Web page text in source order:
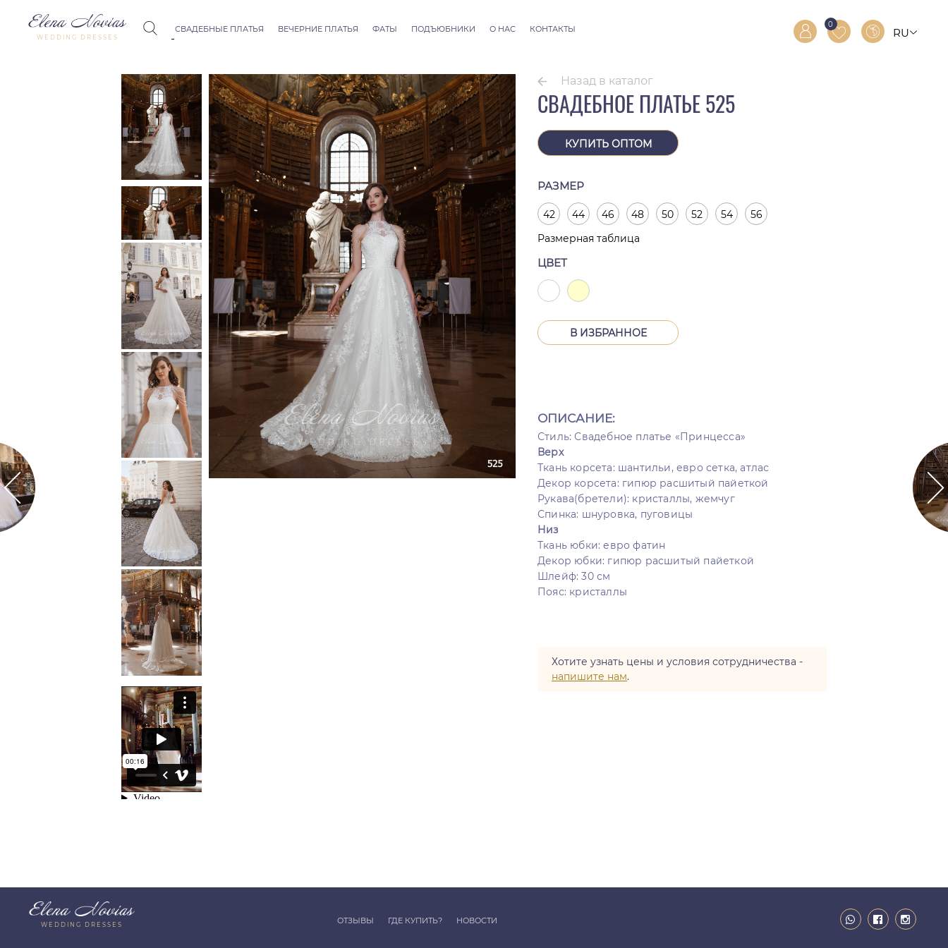
WEDDING DRESSES
СВАДЕБНЫЕ ПЛАТЬЯ
Seville
Thessaloniki
Athens
Melody
Vienna
Dubai Couture
Rome
ВЕЧЕРНИЕ ПЛАТЬЯ
Allure
ФАТЫ
Фаты Thessaloniki
Фаты Athens
Фаты Dubai Couture
Фаты Rome
ПОДЪЮБНИКИ О НАС КОНТАКТЫ 0
RU
Назад в каталог
СВАДЕБНОЕ ПЛАТЬЕ 525
КУПИТЬ ОПТОМ
РАЗМЕР
42 44 46 48 50 52 54
56
Размерная таблица
ЦВЕТ
В ИЗБРАННОЕ
ОПИСАНИЕ:
Стиль: Свадебное платье «Принцесса»
Верх
Ткань корсета: шантильи, евро сетка, атлас
Декор корсета: гипюр расшитый пайеткой
Рукава(бретели): кристаллы, жемчуг
Спинка: шнуровка, пуговицы
Низ
Ткань юбки: евро фатин
Декор юбки: гипюр расшитый пайеткой
Шлейф: 30 см
Пояс: кристаллы
Хотите узнать цены и условия сотрудничества -
напишите нам.
WEDDING DRESSES ОТЗЫВЫ ГДЕ КУПИТЬ? НОВОСТИ